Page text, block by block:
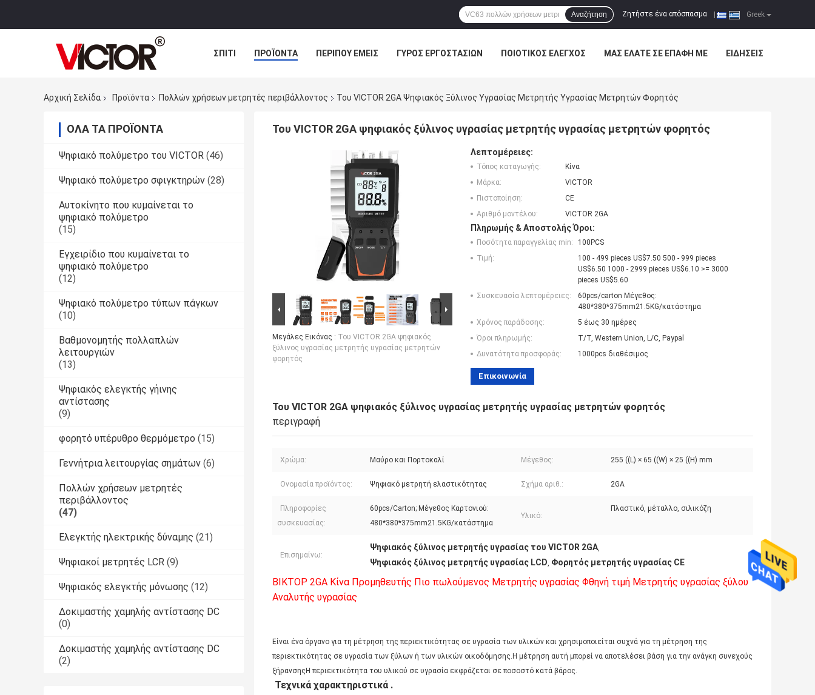
Greek
Ζητήστε ένα απόσπασμα
Αναζήτηση
ΣΠΊΤΙ ΠΡΟΪΌΝΤΑ ΠΕΡΊΠΟΥ ΕΜΕΊΣ ΓΎΡΟΣ ΕΡΓΟΣΤΑΣΊΩΝ ΠΟΙΟΤΙΚΌΣ ΈΛΕΓΧΟΣ ΜΑΣ ΕΛΆΤΕ ΣΕ ΕΠΑΦΉ ΜΕ ΕΙΔΉΣΕΙΣ
Αρχική Σελίδα
Προϊόντα Πολλών χρήσεων μετρητές περιβάλλοντος Του VICTOR 2GA Ψηφιακός Ξύλινος Υγρασίας Μετρητής Υγρασίας Μετρητών Φορητός
ΌΛΑ ΤΑ ΠΡΟΪΌΝΤΑ
Ψηφιακό πολύμετρο του VICTOR (46)
Ψηφιακό πολύμετρο σφιγκτηρών (28)
Αυτοκίνητο που κυμαίνεται το
ψηφιακό πολύμετρο
(15)
Εγχειρίδιο που κυμαίνεται το
ψηφιακό πολύμετρο
(12)
Ψηφιακό πολύμετρο τύπων πάγκων
(10)
Βαθμονομητής πολλαπλών
λειτουργιών
(13)
Ψηφιακός ελεγκτής γήινης
αντίστασης
(9)
φορητό υπέρυθρο θερμόμετρο (15)
Γεννήτρια λειτουργίας σημάτων (6)
Πολλών χρήσεων μετρητές
περιβάλλοντος
(47)
Ελεγκτής ηλεκτρικής δύναμης (21)
Ψηφιακοί μετρητές LCR (9)
Ψηφιακός ελεγκτής μόνωσης (12)
Δοκιμαστής χαμηλής αντίστασης DC
(0)
Δοκιμαστής χαμηλής αντίστασης DC
(2)
Του VICTOR 2GA ψηφιακός ξύλινος υγρασίας μετρητής υγρασίας μετρητών φορητός
Μεγάλες Εικόνας : Του VICTOR 2GA ψηφιακός
ξύλινος υγρασίας μετρητής υγρασίας μετρητών
φορητός
Λεπτομέρειες:
Τόπος καταγωγής:
Κίνα
Μάρκα:
VICTOR
Πιστοποίηση:
CE
Αριθμό μοντέλου:
VICTOR 2GA
Πληρωμής & Αποστολής Όροι:
Ποσότητα παραγγελίας min:
100PCS
Τιμή:
100 - 499 pieces US$7.50 500 - 999 pieces
US$6.50 1000 - 2999 pieces US$6.10 >= 3000
pieces US$5.60
Συσκευασία λεπτομέρειες:
60pcs/carton Μέγεθος:
480*380*375mm21.5KG/κατάστημα
Χρόνος παράδοσης:
5 έως 30 ημέρες
Όροι πληρωμής:
T/T, Western Union, L/C, Paypal
Δυνατότητα προσφοράς:
1000pcs διαθέσιμος
Επικοινωνία
Του VICTOR 2GA ψηφιακός ξύλινος υγρασίας μετρητής υγρασίας μετρητών φορητός
περιγραφή
Χρώμα: Μαύρο και Πορτοκαλί Μέγεθος: 255 ((L) × 65 ((W) × 25 ((H) mm
Ονομασία προϊόντος: Ψηφιακό μετρητή ελαστικότητας Σχήμα αριθ.: 2GA
Πληροφορίες
συσκευασίας:
60pcs/Carton; Μέγεθος Καρτονιού:
480*380*375mm21.5KG/κατάστημα
Υλικό:
Πλαστικό, μέταλλο, σιλικόζη
Επισημαίνω:
Ψηφιακός ξύλινος μετρητής υγρασίας του VICTOR 2GA,
Ψηφιακός ξύλινος μετρητής υγρασίας LCD, Φορητός μετρητής υγρασίας CE
ΒΙΚΤΟΡ 2GA Κίνα Προμηθευτής Πιο πωλούμενος Μετρητής υγρασίας Φθηνή τιμή Μετρητής υγρασίας ξύλου
Αναλυτής υγρασίας
Είναι ένα όργανο για τη μέτρηση της περιεκτικότητας σε υγρασία των υλικών και χρησιμοποιείται συχνά για τη μέτρηση της
περιεκτικότητας σε υγρασία των ξύλων ή των υλικών οικοδόμησης.Η μέτρηση αυτή μπορεί να αποτελέσει βάση για την ανάγκη συνεχούς
ξήρανσηςΗ περιεκτικότητα του υλικού σε υγρασία εκφράζεται σε ποσοστό κατά βάρος.
Τεχνικά χαρακτηριστικά .